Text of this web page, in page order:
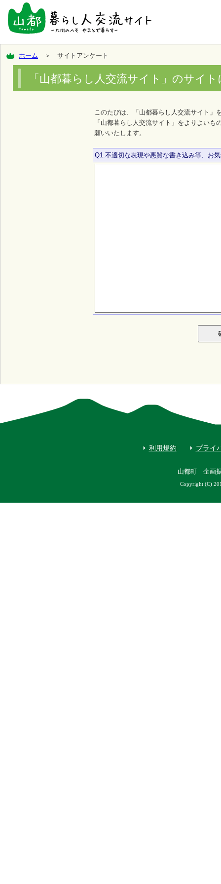
ホーム ＞ サイトアンケート
「山都暮らし人交流サイト」のサイ
このたびは、「山都暮らし人交流サイト」
「山都暮らし人交流サイト」をよりよい
願いいたします。
Q1.不適切な表現や悪質な書き込み等、お
利用規約 プライ
山都町 企画
Copyright (C)